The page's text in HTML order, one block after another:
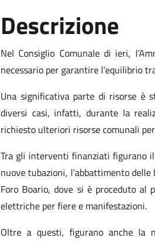
Descrizione
Nel Consiglio Comunale di ieri,
necessario per garantire l’equilibrio
Una significativa parte di risorse è
diversi casi, infatti, durante la
richiesto ulteriori risorse comunali
Tra gli interventi finanziati figurano
nuove tubazioni, l’abbattimento
Foro Boario, dove si è proceduto al
elettriche per fiere e manifestazioni.
Oltre a questi, figurano anche la